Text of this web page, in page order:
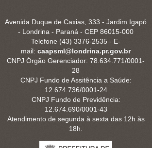
Avenida Duque de Caxias, 333 - Jardim Igapó
- Londrina - Paraná - CEP 86015-000
Telefone (43) 3376-2535 - E-
mail: caapsml@londrina.pr.gov.br
CNPJ Órgão Gerenciador: 78.634.771/0001-
28
CNPJ Fundo de Assitência a Saúde:
12.674.736/0001-24
CNPJ Fundo de Previdência:
12.674.690/0001-43
Atendimento de segunda à sexta das 12h às
18h.